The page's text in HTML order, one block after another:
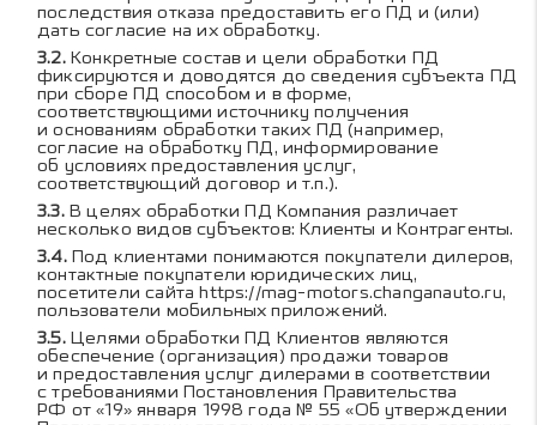
последствия отказа предоставить его ПД и (или)
дать согласие на их обработку.
Конкретные состав и цели обработки ПД
фиксируются и доводятся до сведения субъекта ПД
при сборе ПД способом и в форме,
соответствующими источнику получения
и основаниям обработки таких ПД (например,
согласие на обработку ПД, информирование
об условиях предоставления услуг,
соответствующий договор и т.п.).
В целях обработки ПД Компания различает
несколько видов субъектов: Клиенты и Контрагенты.
Под клиентами понимаются покупатели дилеров,
контактные покупатели юридических лиц,
посетители сайта https://mag-motors.changanauto.ru,
пользователи мобильных приложений.
Целями обработки ПД Клиентов являются
обеспечение (организация) продажи товаров
и предоставления услуг дилерами в соответствии
с требованиями Постановления Правительства
РФ от «19» января 1998 года № 55 «Об утверждении